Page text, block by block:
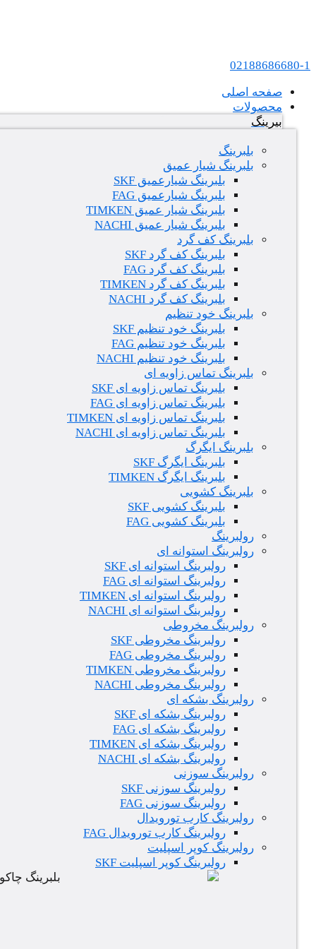
02188686680-1
صفحه اصلی
محصولات
بیرینگ
بلبرینگ
بلبرینگ شیار عمیق
بلبرینگ شیارعمیق SKF
بلبرینگ شیارعمیق FAG
بلبرینگ شیار عمیق TIMKEN
بلبرینگ شیار عمیق NACHI
بلبرینگ کف گرد
بلبرینگ کف گرد SKF
بلبرینگ کف گرد FAG
بلبرینگ کف گرد TIMKEN
بلبرینگ کف گرد NACHI
بلبرینگ خود تنظیم
بلبرینگ خود تنظیم SKF
بلبرینگ خود تنظیم FAG
بلبرینگ خود تنظیم NACHI
بلبرینگ تماس زاویه ای
بلبرینگ تماس زاویه ای SKF
بلبرینگ تماس زاویه ای FAG
بلبرینگ تماس زاویه ای TIMKEN
بلبرینگ تماس زاویه ای NACHI
بلبرینگ ایگرگ
بلبرینگ ایگرگ SKF
بلبرینگ ایگرگ TIMKEN
بلبرینگ کشویی
بلبرینگ کشویی SKF
بلبرینگ کشویی FAG
رولبرینگ
رولبرینگ استوانه ای
رولبرینگ استوانه ای SKF
رولبرینگ استوانه ای FAG
رولبرینگ استوانه ای TIMKEN
رولبرینگ استوانه ای NACHI
رولبرینگ مخروطی
رولبرینگ مخروطی SKF
رولبرینگ مخروطی FAG
رولبرینگ مخروطی TIMKEN
رولبرینگ مخروطی NACHI
رولبرینگ بشکه ای
رولبرینگ بشکه ای SKF
رولبرینگ بشکه ای FAG
رولبرینگ بشکه ای TIMKEN
رولبرینگ بشکه ای NACHI
رولبرینگ سوزنی
رولبرینگ سوزنی SKF
رولبرینگ سوزنی FAG
رولبرینگ کارب تورویدال
رولبرینگ کارب تورویدال FAG
رولبرینگ کوپر اسپلیت
رولبرینگ کوپر اسپلیت SKF